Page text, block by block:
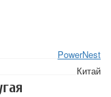
PowerNest
Китай